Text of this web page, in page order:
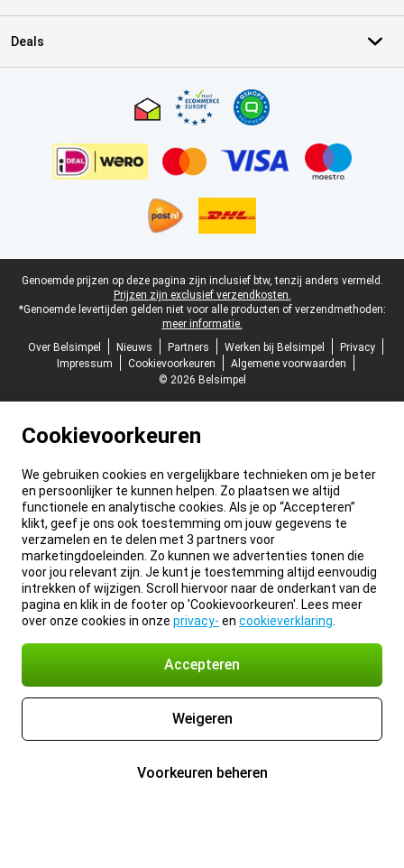
Deals
Juridische voettekst
Genoemde prijzen op deze pagina zijn inclusief btw, tenzij anders vermeld.
Prijzen zijn exclusief verzendkosten.
*Genoemde levertijden gelden niet voor alle producten of verzendmethoden:
meer informatie.
Over Belsimpel
Nieuws Partners Werken bij Belsimpel
Privacy
Impressum
Cookievoorkeuren
Algemene voorwaarden
© 2026 Belsimpel
Cookievoorkeuren
We gebruiken cookies en vergelijkbare technieken om je beter
en persoonlijker te kunnen helpen. Zo plaatsen we altijd
functionele en analytische cookies. Als je op “Accepteren”
klikt, geef je ons ook toestemming om jouw gegevens te
verzamelen en te delen met 3 partners voor
marketingdoeleinden. Zo kunnen we advertenties tonen die
voor jou relevant zijn. Je kunt je toestemming altijd eenvoudig
intrekken of wijzigen. Scroll hiervoor naar de onderkant van de
pagina en klik in de footer op 'Cookievoorkeuren'. Lees meer
over onze cookies in onze privacy- en cookieverklaring
Accepteren
Weigeren
Voorkeuren beheren